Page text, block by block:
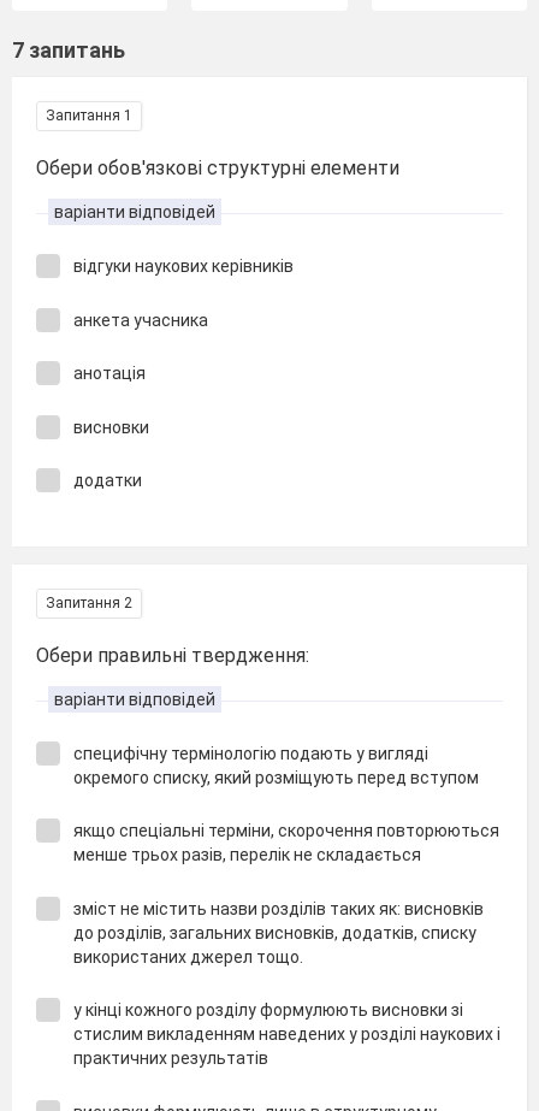
7 запитань
Запитання 1
Обери обов'язкові структурні елементи
варіанти відповідей
відгуки наукових керівників
анкета учасника
анотація
висновки
додатки
Запитання 2
Обери правильні твердження:
варіанти відповідей
специфічну термінологію подають у вигляді
окремого списку, який розміщують перед вступом
якщо спеціальні терміни, скорочення повторюються
менше трьох разів, перелік не складається
зміст не містить назви розділів таких як: висновків
до розділів, загальних висновків, додатків, списку
використаних джерел тощо.
у кінці кожного розділу формулюють висновки зі
стислим викладенням наведених у розділі наукових і
практичних результатів